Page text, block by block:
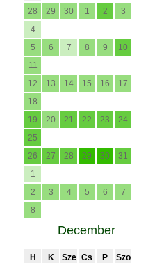
28 29 30 1 2
3
4
5
6 7 8 9
10
11
12
13 14 15 16
17
18
19
20 21 22 23
24
25
26
27 28 29 30
31
1
2
3 4 5 6
7
8
December
H K Sze Cs P
Szo